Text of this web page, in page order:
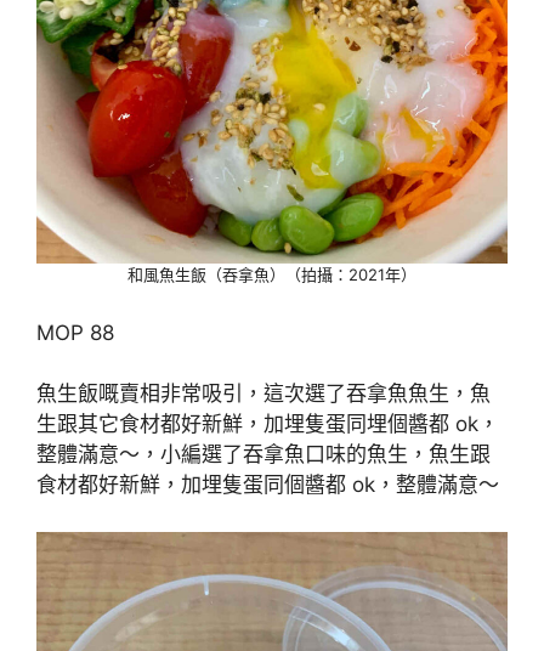
和風魚生飯（吞拿魚）（拍攝：2021年）
MOP 88
魚生飯嘅賣相非常吸引，這次選了吞拿魚魚生，魚
生跟其它食材都好新鮮，加埋隻蛋同埋個醬都 ok，
整體滿意～，小編選了吞拿魚口味的魚生，魚生跟
食材都好新鮮，加埋隻蛋同個醬都 ok，整體滿意～